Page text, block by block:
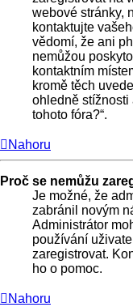
webové stránky,
kontaktujte
vědomí, že ani
nemůžou
kontaktním
kromě těch
ohledně stížnosti
tohoto fóra?“.
Nahoru
Proč se nemůžu
Je možné, že
zabránil novým
Administrátor
používání
zaregistrovat.
ho o pomoc.
Nahoru